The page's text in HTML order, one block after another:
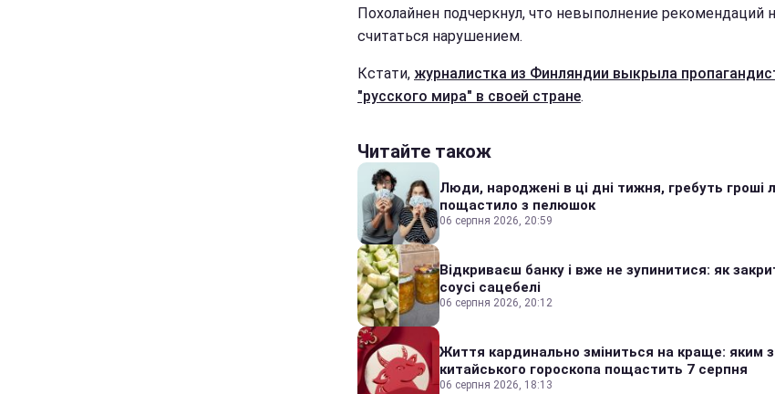
Похолайнен подчеркнул, что невыполнение рекомендаций
считаться нарушением.
Кстати, журналистка из Финляндии выкрыла
"русского мира" в своей стране.
Читайте також
Люди, народжені в ці дні тижня, гребуть гроші
пощастило з пелюшок
06 серпня 2026, 20:59
Відкриваєш банку і вже не зупинитися: як
соусі сацебелі
06 серпня 2026, 20:12
Життя кардинально зміниться на краще: яким
китайського гороскопа пощастить 7 серпня
06 серпня 2026, 18:13